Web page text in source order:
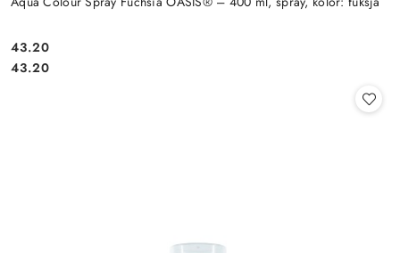
Cena:
43.20
Cena:
43.20